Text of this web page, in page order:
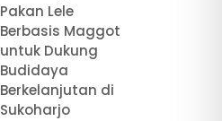
Pakan Lele
Berbasis Maggot
untuk Dukung
Budidaya
Berkelanjutan di
Sukoharjo